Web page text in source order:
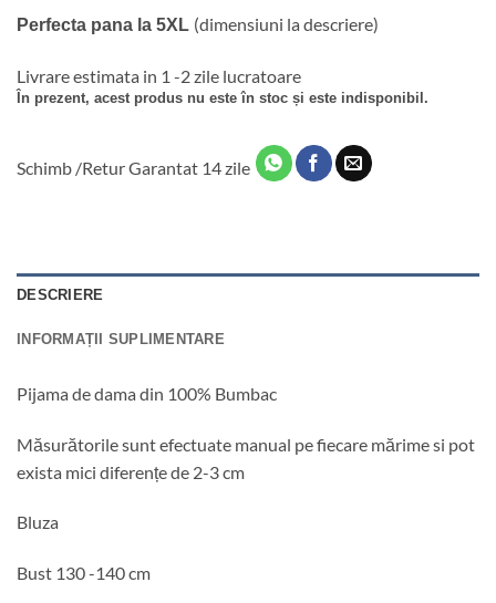
Perfecta pana la 5XL (dimensiuni la descriere)
Livrare estimata in 1 -2 zile lucratoare
În prezent, acest produs nu este în stoc și este indisponibil.
Schimb /Retur Garantat 14 zile
DESCRIERE
INFORMAȚII SUPLIMENTARE
Pijama de dama din 100% Bumbac
Măsurătorile sunt efectuate manual pe fiecare mărime si pot
exista mici diferențe de 2-3 cm
Bluza
Bust 130 -140 cm